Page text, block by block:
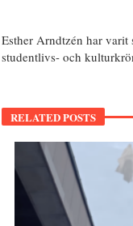
Esther Arndtzén har
studentlivs- och
RELATED POSTS